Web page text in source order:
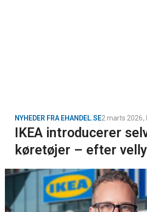
NYHEDER FRA EHANDEL.SE2 marts 2026,
IKEA introducerer
køretøjer – efter